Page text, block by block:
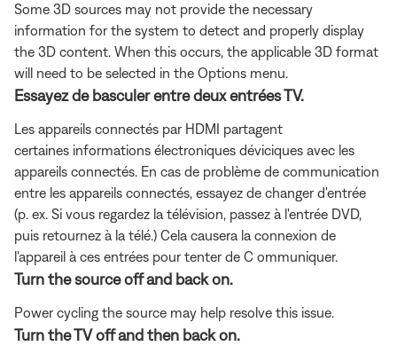
Some 3D sources may not provide the necessary
information for the system to detect and properly display
the 3D content. When this occurs, the applicable 3D format
will need to be selected in the Options menu.
Essayez de basculer entre deux entrées TV.
Les appareils connectés par HDMI partagent
certaines informations électroniques déviciques avec les
appareils connectés. En cas de problème de communication
entre les appareils connectés, essayez de changer d'entrée
(p. ex. Si vous regardez la télévision, passez à l'entrée DVD,
puis retournez à la télé.) Cela causera la connexion de
l'appareil à ces entrées pour tenter de C ommuniquer.
Turn the source off and back on.
Power cycling the source may help resolve this issue.
Turn the TV off and then back on.